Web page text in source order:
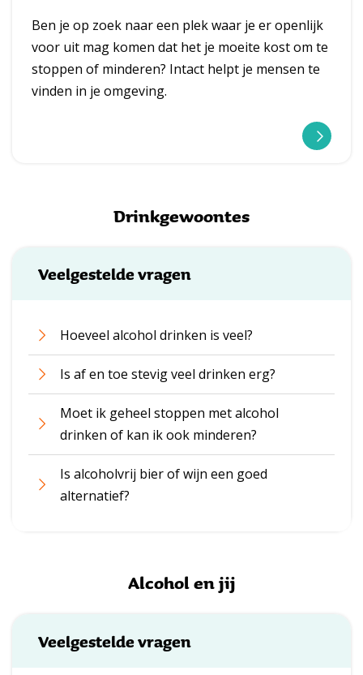
Ben je op zoek naar een plek waar je er openlijk
voor uit mag komen dat het je moeite kost om te
stoppen of minderen? Intact helpt je mensen te
vinden in je omgeving.
Drinkgewoontes
Veelgestelde vragen
Hoeveel alcohol drinken is veel?
Is af en toe stevig veel drinken erg?
Moet ik geheel stoppen met alcohol
drinken of kan ik ook minderen?
Is alcoholvrij bier of wijn een goed
alternatief?
Alcohol en jij
Veelgestelde vragen